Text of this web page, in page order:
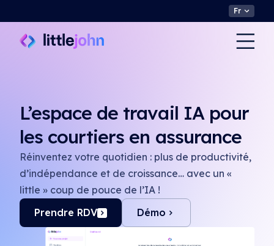
Fr
L’espace de travail IA pour
les courtiers en assurance
Réinventez votre quotidien : plus de productivité,
d’indépendance et de croissance… avec un «
little » coup de pouce de l’IA !
Prendre RDV
Démo